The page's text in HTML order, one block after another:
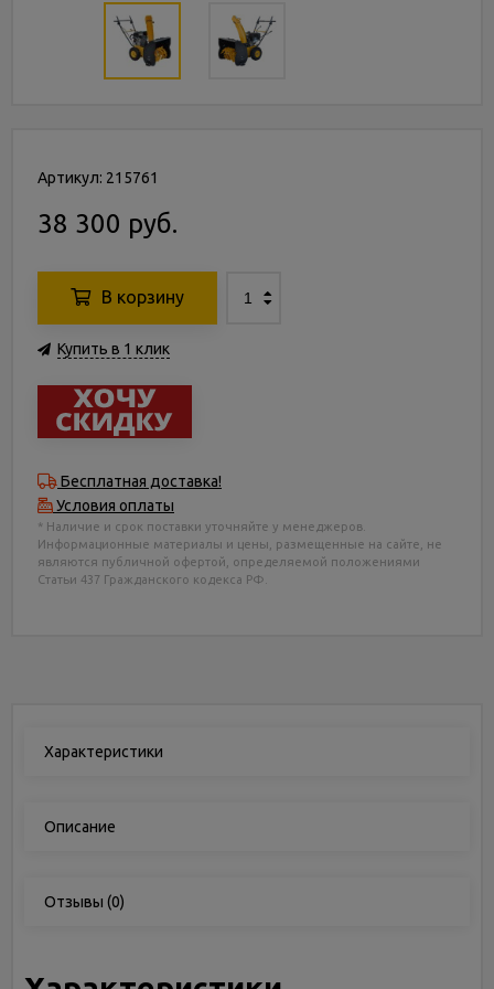
Артикул: 215761
38 300 руб.
В корзину
Купить в 1 клик
Бесплатная доставка!
Условия оплаты
* Наличие и срок поставки уточняйте у менеджеров.
Информационные материалы и цены, размещенные на сайте, не
являются публичной офертой, определяемой положениями
Статьи 437 Гражданского кодекса РФ.
Характеристики
Описание
Отзывы (0)